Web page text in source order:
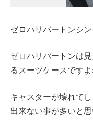
ゼロハリバートンシ
ゼロハリバートンは
るスーツケースですよ
キャスターが壊れて
出来ない事が多いと